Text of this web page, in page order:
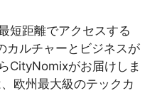
短距離でアクセスする
カルチャーとビジネスが
CityNomixがお届けしま
欧州最大級のテックカ